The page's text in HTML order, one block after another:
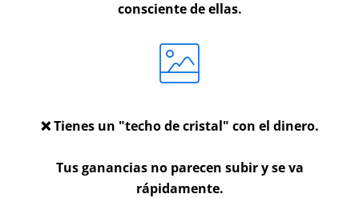
consciente de ellas.
❌ Tienes un "techo de cristal" con el dinero.
Tus ganancias no parecen subir y se va
rápidamente.